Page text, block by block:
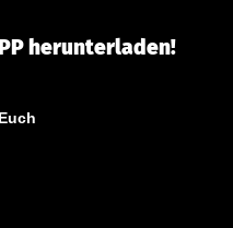
herunterladen!